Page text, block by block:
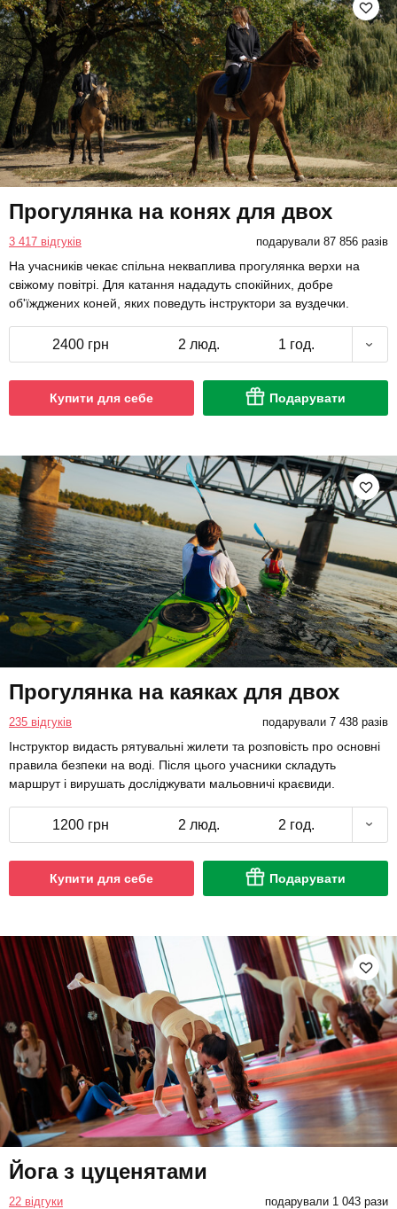
Прогулянка на конях для двох
3 417 відгуків подарували 87 856 разів
На учасників чекає спільна некваплива прогулянка верхи на
свіжому повітрі. Для катання нададуть спокійних, добре
об'їжджених коней, яких поведуть інструктори за вуздечки.
2400 грн 2 люд. 1 год.
Купити для себе Подарувати
Прогулянка на каяках для двох
235 відгуків подарували 7 438 разів
Інструктор видасть рятувальні жилети та розповість про основні
правила безпеки на воді. Після цього учасники складуть
маршрут і вирушать досліджувати мальовничі краєвиди.
1200 грн 2 люд. 2 год.
Купити для себе Подарувати
Йога з цуценятами
22 відгуки подарували 1 043 рази